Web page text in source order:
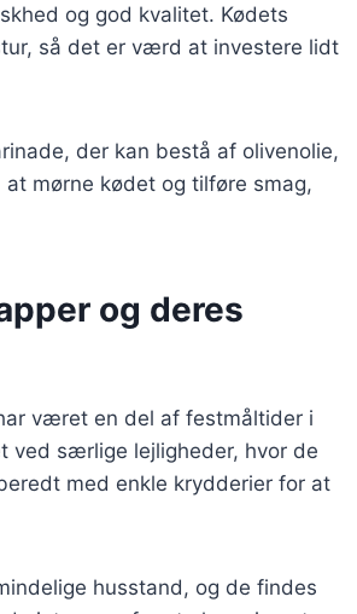
og god kvalitet. Kødets
så det er værd at investere lidt
der kan bestå af olivenolie,
mørne kødet og tilføre smag,
og deres
været en del af festmåltider i
ved særlige lejligheder, hvor de
med enkle krydderier for at
husstand, og de findes